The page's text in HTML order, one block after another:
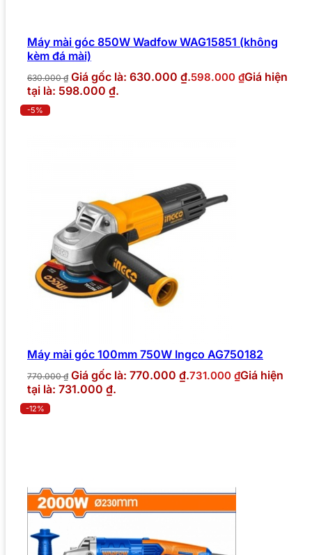
Máy mài góc 850W Wadfow WAG15851 (không
kèm đá mài)
630.000₫ Giá gốc là: 630.000 ₫.598.000 ₫Giá hiện
tại là: 598.000 ₫.
-5%
Máy mài góc 100mm 750W Ingco AG750182
770.000₫ Giá gốc là: 770.000 ₫.731.000 ₫Giá hiện
tại là: 731.000 ₫.
-12%